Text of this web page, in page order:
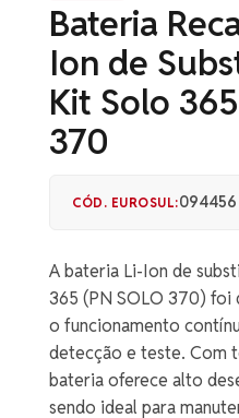
Bateria
Ion de
Kit Solo
370
CÓD. EUROSUL:094456
A bateria Li-Ion de
365 (PN SOLO 370) foi
o funcionamento
detecção e teste. Com
bateria oferece alto
sendo ideal para